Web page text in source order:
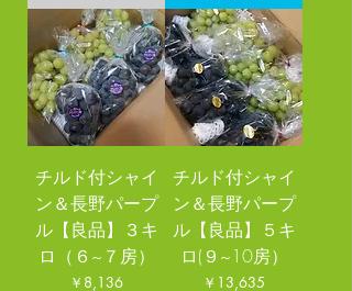
チルド付シャイ
ン＆長野パープ
ル【良品】３キ
ロ（６~７房）
価格
￥8,136
チルド付シャイ
ン＆長野パープ
ル【良品】５キ
ロ(９~10房）
価格
￥13,635